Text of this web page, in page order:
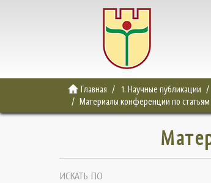
Главная 1. Научные публикации
Материалы конференции по статьям
ИСКАТЬ ПО